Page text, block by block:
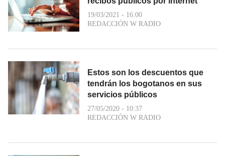
19/03/2021 - 16:00
REDACCIÓN W RADIO
Estos son los descuentos que
tendrán los bogotanos en sus
servicios públicos
27/05/2020 - 10:37
REDACCIÓN W RADIO